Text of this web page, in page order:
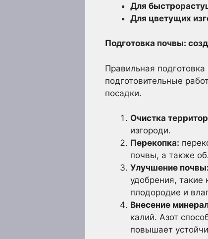
Для
Для цветущих
Подготовка почвы:
Правильная
подготовительные
посадки.
Очистка
изгороди.
Перекопка:
почвы, а также
Улучшение почвы:
удобрения, такие
плодородие и
Внесение
калий. Азот
повышает